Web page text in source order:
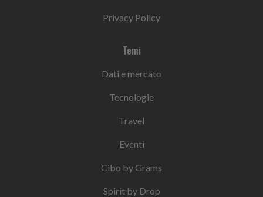
Privacy Policy
Temi
Dati e mercato
Tecnologie
Travel
Eventi
Cibo by Grams
Spirit by Drop